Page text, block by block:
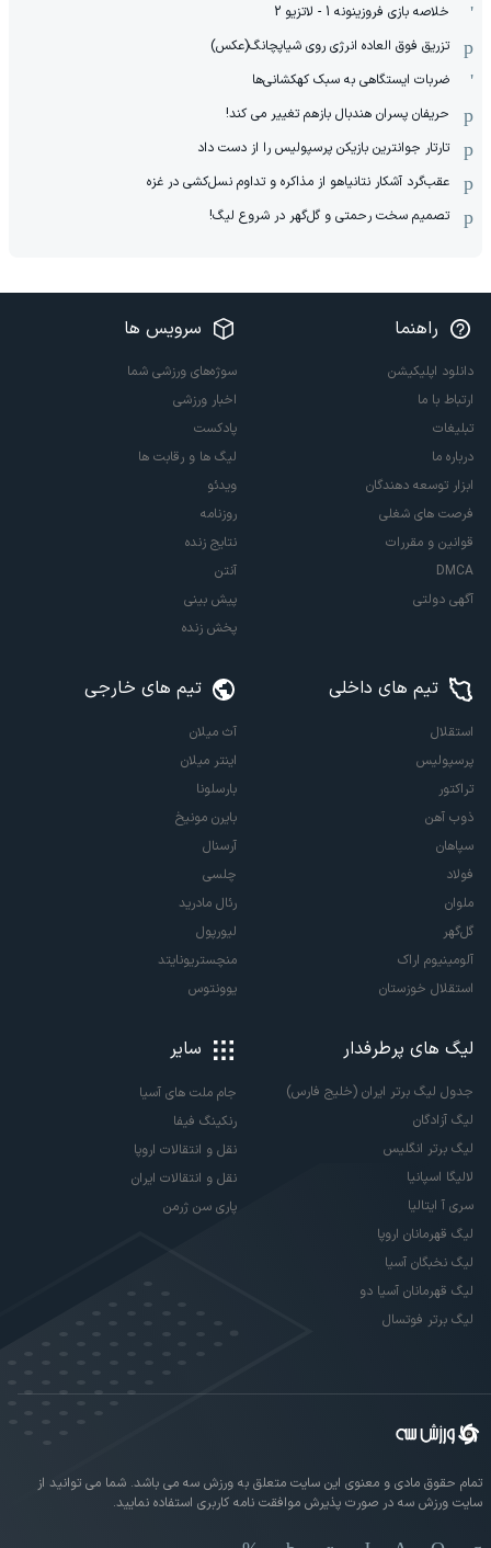
خلاصه بازی فروزینونه 1 - لاتزیو 2
تزریق فوق العاده انرژی روی شیاپچانگ(عکس)
ضربات ایستگاهی به سبک کهکشانی‌ها
حریفان پسران هندبال بازهم تغییر می کند!
تارتار جوانترین بازیکن پرسپولیس را از دست داد
عقب‌گرد آشکار نتانیاهو از مذاکره و تداوم نسل‌کشی در غزه
تصمیم سخت رحمتی و گل‌گهر در شروع لیگ!
راهنما
دانلود اپلیکیشن
ارتباط با ما
تبلیغات
درباره ما
ابزار توسعه دهندگان
فرصت های شغلی
قوانین و مقررات
DMCA
آگهی دولتی
سرویس ها
سوژه‌های ورزشی شما
اخبار ورزشی
پادکست
لیگ ها و رقابت ها
ویدئو
روزنامه
نتایج زنده
آنتن
پیش بینی
پخش زنده
تیم های داخلی
استقلال
پرسپولیس
تراکتور
ذوب آهن
سپاهان
فولاد
ملوان
گل‌گهر
آلومینیوم اراک
استقلال خوزستان
تیم های خارجی
آث میلان
اینتر میلان
بارسلونا
بایرن مونیخ
آرسنال
چلسی
رئال مادرید
لیورپول
منچستریونایتد
یوونتوس
لیگ های پرطرفدار
جدول لیگ برتر ایران (خلیج فارس)
لیگ آزادگان
لیگ برتر انگلیس
لالیگا اسپانیا
سری آ ایتالیا
لیگ قهرمانان اروپا
لیگ نخبگان آسیا
لیگ قهرمانان آسیا دو
لیگ برتر فوتسال
سایر
جام ملت های آسیا
رنکینگ فیفا
نقل و انتقالات اروپا
نقل و انتقالات ایران
پاری سن ژرمن
تمام حقوق مادی و معنوی این سایت متعلق به ورزش سه می باشد. شما می توانید از
سایت ورزش سه در صورت پذیرش موافقت نامه کاربری استفاده نمایید.